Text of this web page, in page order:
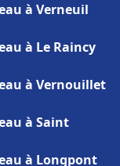
à Verneuil
à Le Raincy
à Vernouillet
à Saint
à Longpont